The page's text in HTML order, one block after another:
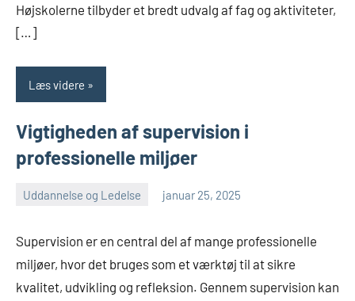
Højskolerne tilbyder et bredt udvalg af fag og aktiviteter,
[…]
Læs videre
Vigtigheden af supervision i
professionelle miljøer
Uddannelse og Ledelse januar 25, 2025
Supervision er en central del af mange professionelle
miljøer, hvor det bruges som et værktøj til at sikre
kvalitet, udvikling og refleksion. Gennem supervision kan